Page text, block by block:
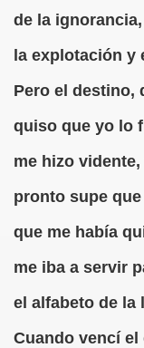
de la ignorancia,
la explotación y
Pero el destino,
quiso que yo lo
me hizo
pronto supe
que me había
me iba a servir
el alfabeto de la
Cuando vencí
Sus Precios
de
Social,
de Sor
Elissalde)